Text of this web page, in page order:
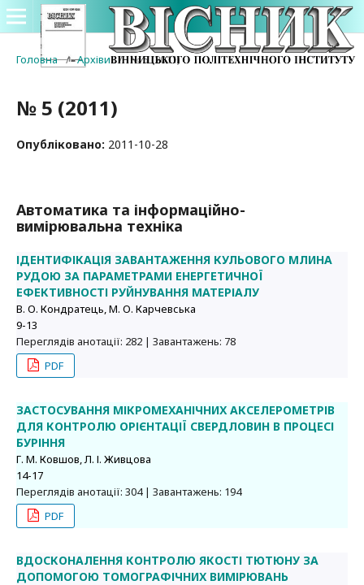
Головна / Архіви / № 5 (2011)
№ 5 (2011)
Опубліковано: 2011-10-28
Автоматика та інформаційно-
вимірювальна техніка
ІДЕНТИФІКАЦІЯ ЗАВАНТАЖЕННЯ КУЛЬОВОГО МЛИНА
РУДОЮ ЗА ПАРАМЕТРАМИ ЕНЕРГЕТИЧНОЇ
ЕФЕКТИВНОСТІ РУЙНУВАННЯ МАТЕРІАЛУ
В. О. Кондратець, М. О. Карчевська
9-13
Переглядів анотації: 282 | Завантажень: 78
PDF
ЗАСТОСУВАННЯ МІКРОМЕХАНІЧНИХ АКСЕЛЕРОМЕТРІВ
ДЛЯ КОНТРОЛЮ ОРІЄНТАЦІЇ СВЕРДЛОВИН В ПРОЦЕСІ
БУРІННЯ
Г. М. Ковшов, Л. І. Живцова
14-17
Переглядів анотації: 304 | Завантажень: 194
PDF
ВДОСКОНАЛЕННЯ КОНТРОЛЮ ЯКОСТІ ТЮТЮНУ ЗА
ДОПОМОГОЮ ТОМОГРАФІЧНИХ ВИМІРЮВАНЬ